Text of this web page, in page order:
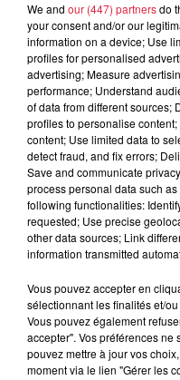
Organisateur
Tarif
RADIO
We and our (447) partnersdo
your consent and/or our
information on a device; Use
profiles for personalised
advertising; Measure
performance; Understand
of data from different sources;
profiles to personalise
content; Use limited data to
detect fraud, and fix errors;
Save and communicate
process personal data such
following functionalities:
requested; Use precise
other data sources; Link
information transmitted
Vous pouvez accepter en
sélectionnant les finalités et/
Vous pouvez également
accepter". Vos préférences
pouvez mettre à jour vos
moment via le lien "Gérer les